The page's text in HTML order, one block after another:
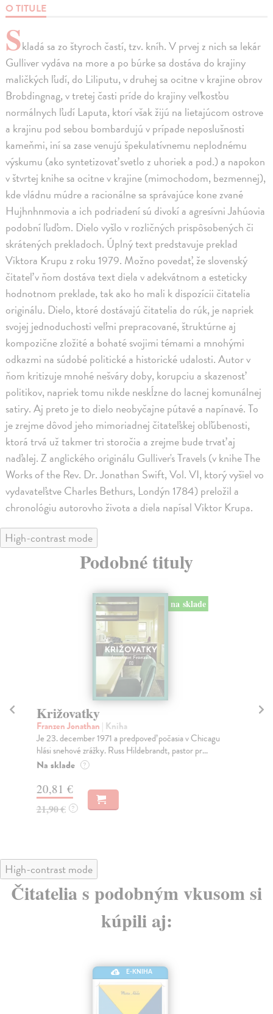
O TITULE
Skladá sa zo štyroch častí, tzv. kníh. V prvej z nich sa lekár
Gulliver vydáva na more a po búrke sa dostáva do krajiny
maličkých ľudí, do Liliputu, v druhej sa ocitne v krajine obrov
Brobdingnag, v tretej časti príde do krajiny veľkosťou
normálnych ľudí Laputa, ktorí však žijú na lietajúcom ostrove
a krajinu pod sebou bombardujú v prípade neposlušnosti
kameňmi, iní sa zase venujú špekulatívnemu neplodnému
výskumu (ako syntetizovať svetlo z uhoriek a pod.) a napokon
v štvrtej knihe sa ocitne v krajine (mimochodom, bezmennej),
kde vládnu múdre a racionálne sa správajúce kone zvané
Hujhnhnmovia a ich podriadení sú divokí a agresívni Jahúovia
podobní ľuďom. Dielo vyšlo v rozličných prispôsobených či
skrátených prekladoch. Úplný text predstavuje preklad
Viktora Krupu z roku 1979. Možno povedať, že slovenský
čitateľ v ňom dostáva text diela v adekvátnom a esteticky
hodnotnom preklade, tak ako ho mali k dispozícii čitatelia
originálu. Dielo, ktoré dostávajú čitatelia do rúk, je napriek
svojej jednoduchosti veľmi prepracované, štruktúrne aj
kompozične zložité a bohaté svojimi témami a mnohými
odkazmi na súdobé politické a historické udalosti. Autor v
ňom kritizuje mnohé nešváry doby, korupciu a skazenosť
politikov, napriek tomu nikde neskĺzne do lacnej komunálnej
satiry. Aj preto je to dielo neobyčajne pútavé a napínavé. To
je zrejme dôvod jeho mimoriadnej čitateľskej obľúbenosti,
ktorá trvá už takmer tri storočia a zrejme bude trvať aj
naďalej. Z anglického originálu Gulliver's Travels (v knihe The
Works of the Rev. Dr. Jonathan Swift, Vol. VI, ktorý vyšiel vo
vydavateľstve Charles Bethurs, Londýn 1784) preložil a
chronológiu autorovho života a diela napísal Viktor Krupa.
High-contrast mode
Podobné tituly
na sklade
Križovatky
Franzen Jonathan | Kniha
Je 23. december 1971 a predpoveď počasia v Chicagu
hlási snehové zrážky. Russ Hildebrandt, pastor pr...
Na sklade ?
20,81 €
21,90 € ?
High-contrast mode
Čitatelia s podobným vkusom si
kúpili aj:
E-KNIHA